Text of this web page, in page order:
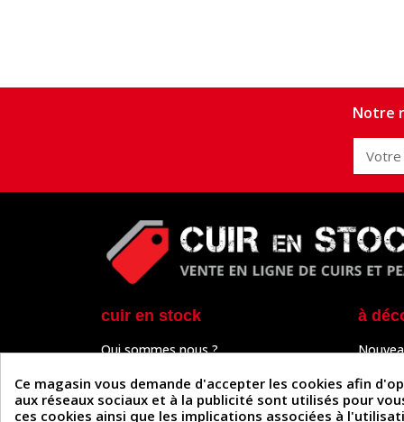
Notre
cuir en stock
Qui sommes nous ?
Paiement sécurisé
Un problème de connexion ?
Frais de livraison
à
Outils
Tutos
Ce magasin vous demande d'accepter les cookies afin
aux réseaux sociaux et à la publicité sont utilisés pour
ces cookies ainsi que les implications associées à